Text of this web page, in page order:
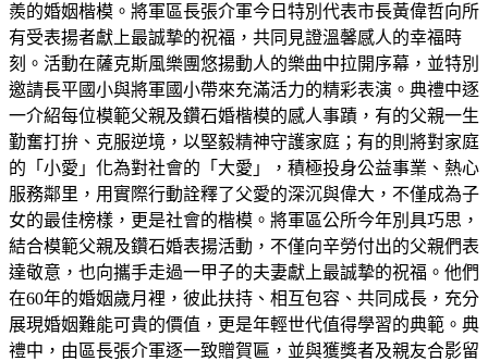
羨的婚姻楷模。將軍區長張介軍今日特別代表市長黃偉哲向所
有受表揚者獻上最誠摯的祝福，共同見證溫馨感人的幸福時
刻。活動在薩克斯風樂團悠揚動人的樂曲中拉開序幕，並特別
邀請長平國小與將軍國小帶來充滿活力的精彩表演。典禮中逐
一介紹每位模範父親及鑽石婚楷模的感人事蹟，有的父親一生
勤奮打拚、克服逆境，以堅毅精神守護家庭；有的則將對家庭
的「小愛」化為對社會的「大愛」，積極投身公益事業、熱心
服務鄰里，用實際行動詮釋了父愛的深沉與偉大，不僅成為子
女的最佳榜樣，更是社會的楷模。將軍區公所今年別具巧思，
結合模範父親及鑽石婚表揚活動，不僅向辛勞付出的父親們表
達敬意，也向攜手走過一甲子的夫妻獻上最誠摯的祝福。他們
在60年的婚姻歲月裡，彼此扶持、相互包容、共同成長，充分
展現婚姻難能可貴的價值，更是年輕世代值得學習的典範。典
禮中，由區長張介軍逐一致贈賀匾，並與獲獎者及親友合影留